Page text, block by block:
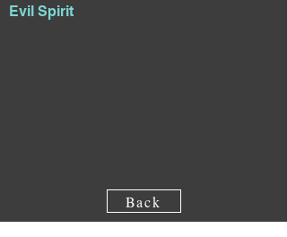
Evil Spirit
Back